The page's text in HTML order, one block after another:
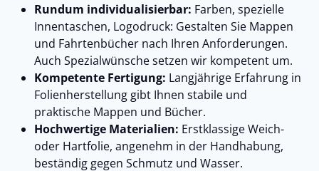
Rundum individualisierbar: Farben, spezielle
Innentaschen, Logodruck: Gestalten Sie Mappen
und Fahrtenbücher nach Ihren Anforderungen.
Auch Spezialwünsche setzen wir kompetent um.
Kompetente Fertigung: Langjährige Erfahrung in
Folienherstellung gibt Ihnen stabile und
praktische Mappen und Bücher.
Hochwertige Materialien: Erstklassige Weich-
oder Hartfolie, angenehm in der Handhabung,
beständig gegen Schmutz und Wasser.